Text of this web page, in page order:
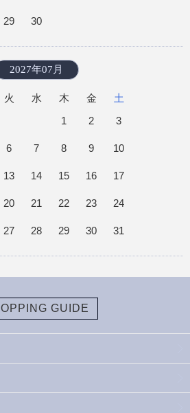
29 30
2027年07月
火 水 木 金
土
1
2 3
6 7 8 9 10
13 14 15 16 17
20 21 22 23 24
27 28 29 30 31
GUIDE